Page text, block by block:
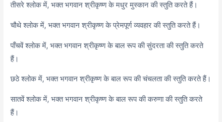
तीसरे श्लोक में, भक्त भगवान श्रीकृष्ण के मधुर मुस्कान की स्तुति करते हैं।
चौथे श्लोक में, भक्त भगवान श्रीकृष्ण के प्रेमपूर्ण व्यवहार की स्तुति करते हैं।
पाँचवें श्लोक में, भक्त भगवान श्रीकृष्ण के बाल रूप की सुंदरता की स्तुति करते
हैं।
छठे श्लोक में, भक्त भगवान श्रीकृष्ण के बाल रूप की चंचलता की स्तुति करते हैं।
सातवें श्लोक में, भक्त भगवान श्रीकृष्ण के बाल रूप की करुणा की स्तुति करते
हैं।